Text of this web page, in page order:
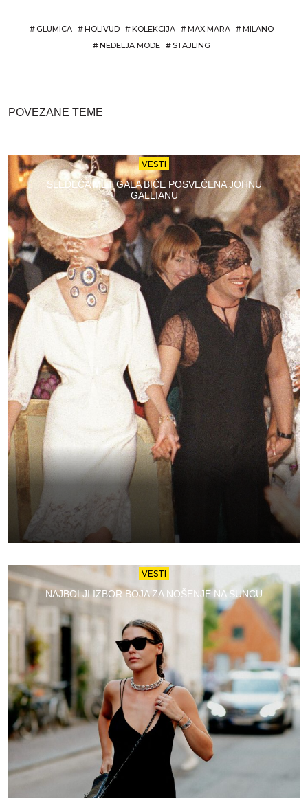
# GLUMICA #HOLIVUD #KOLEKCIJA #MAX MARA #MILANO
#NEDELJA MODE # STAJLING
POVEZANE TEME
VESTI
SLEDEĆA MET GALA BIĆE POSVEĆENA JOHNU
GALLIANU
VESTI
NAJBOLJI IZBOR BOJA ZA NOŠENJE NA SUNCU